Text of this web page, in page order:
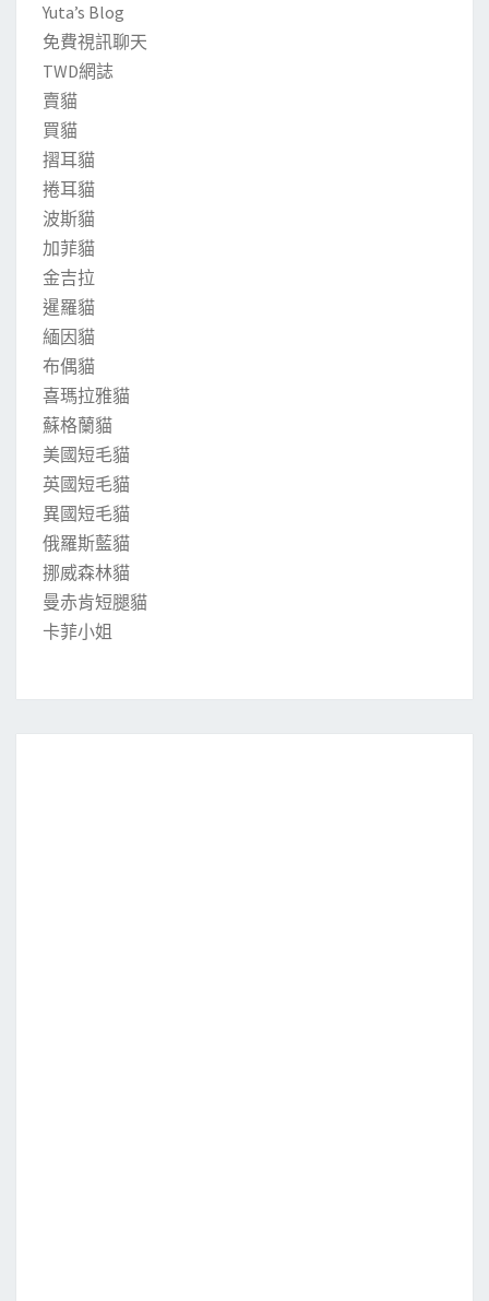
Yuta’s Blog
免費視訊聊天
TWD網誌
賣貓
買貓
摺耳貓
捲耳貓
波斯貓
加菲貓
金吉拉
暹羅貓
緬因貓
布偶貓
喜瑪拉雅貓
蘇格蘭貓
美國短毛貓
英國短毛貓
異國短毛貓
俄羅斯藍貓
挪威森林貓
曼赤肯短腿貓
卡菲小姐